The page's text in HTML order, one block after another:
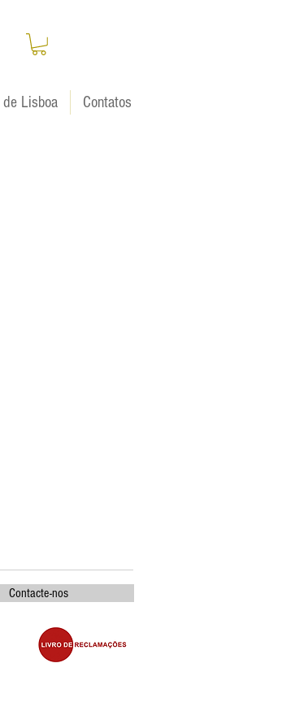
de Lisboa Contatos
Contacte-nos